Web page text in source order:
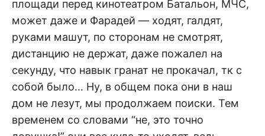
площади перед кинотеатром Батальон, МЧС,
может даже и Фарадей — ходят, галдят,
руками машут, по сторонам не смотрят,
дистанцию не держат, даже пожалел на
секунду, что навык гранат не прокачал, тк с
собой было… Ну, в общем пока они в наш
дом не лезут, мы продолжаем поиски. Тем
временем со словами “не, это точно